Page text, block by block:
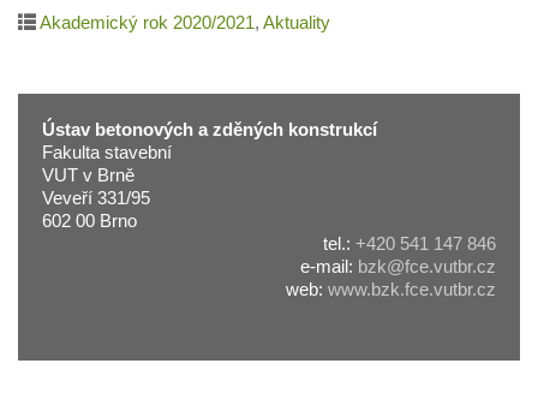
Akademický rok 2020/2021, Aktuality
Ústav betonových a zděných konstrukcí
Fakulta stavební
VUT v Brně
Veveří 331/95
602 00 Brno
tel.: +420 541 147 846
e-mail: bzk@fce.vutbr.cz
web: www.bzk.fce.vutbr.cz